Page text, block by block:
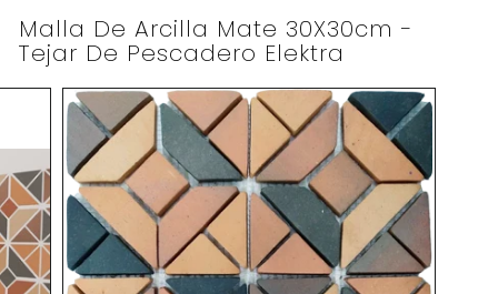
Malla De Arcilla Mate 30X30cm -
Tejar De Pescadero Elektra